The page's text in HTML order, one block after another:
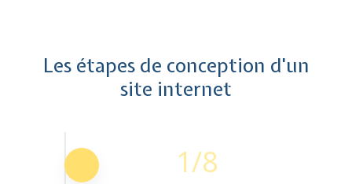
Les étapes de conception d'un
site internet
1/8